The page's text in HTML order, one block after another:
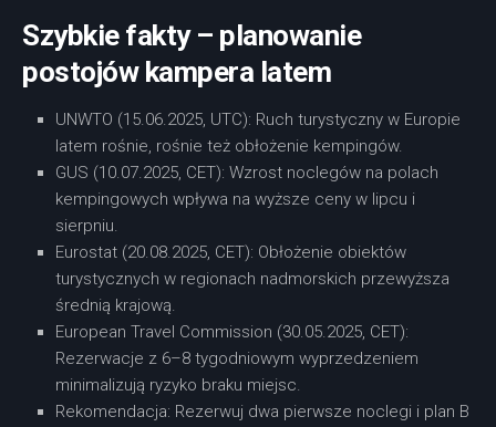
Szybkie fakty – planowanie
postojów kampera latem
UNWTO (15.06.2025, UTC): Ruch turystyczny w Europie
latem rośnie, rośnie też obłożenie kempingów.
GUS (10.07.2025, CET): Wzrost noclegów na polach
kempingowych wpływa na wyższe ceny w lipcu i
sierpniu.
Eurostat (20.08.2025, CET): Obłożenie obiektów
turystycznych w regionach nadmorskich przewyższa
średnią krajową.
European Travel Commission (30.05.2025, CET):
Rezerwacje z 6–8 tygodniowym wyprzedzeniem
minimalizują ryzyko braku miejsc.
Rekomendacja: Rezerwuj dwa pierwsze noclegi i plan B